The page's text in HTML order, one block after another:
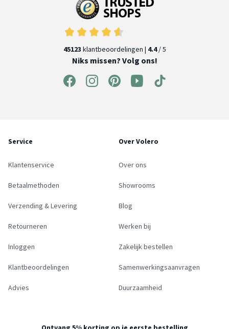
45123 klantbeoordelingen | 4.4/ 5
Niks missen? Volg ons!
Service
Klantenservice
Betaalmethoden
Verzending & Levering
Retourneren
Inloggen
Klantbeoordelingen
Advies
Over Volero
Over ons
Showrooms
Blog
Werken bij
Zakelijk bestellen
Samenwerkingsaanvragen
Duurzaamheid